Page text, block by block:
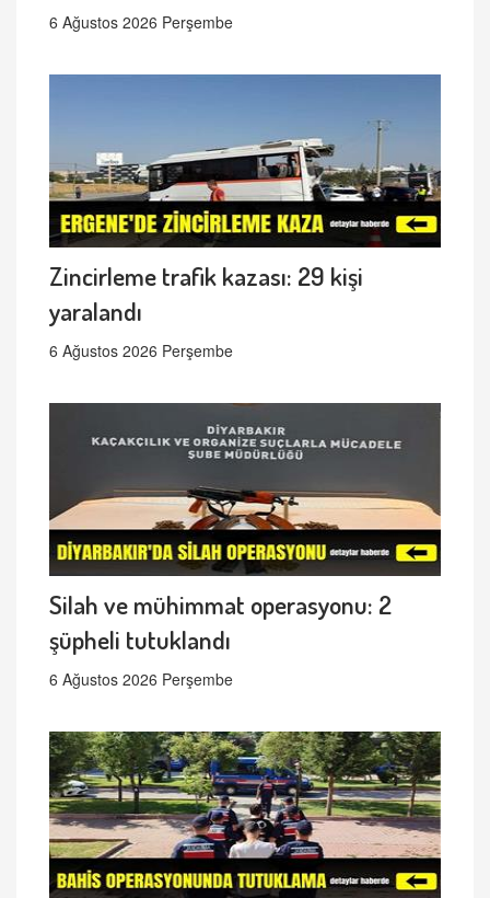
6 Ağustos 2026 Perşembe
Zincirleme trafik kazası: 29 kişi
yaralandı
6 Ağustos 2026 Perşembe
Silah ve mühimmat operasyonu: 2
şüpheli tutuklandı
6 Ağustos 2026 Perşembe